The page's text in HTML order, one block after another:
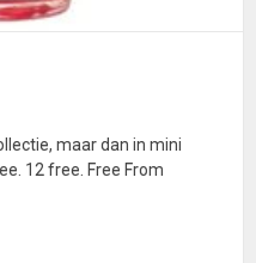
maar dan in mini
12 free. Free From